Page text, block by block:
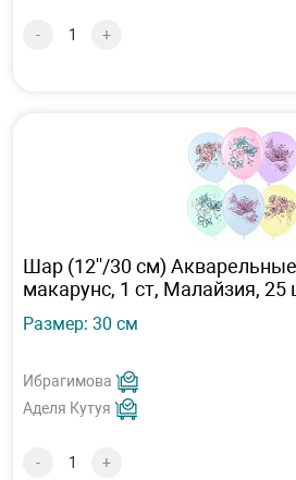
- +
Шар (12''/30 см)
макарунс, 1 ст, Малайзия, 25
Размер: 30 см
Ибрагимова
Аделя Кутуя
- +